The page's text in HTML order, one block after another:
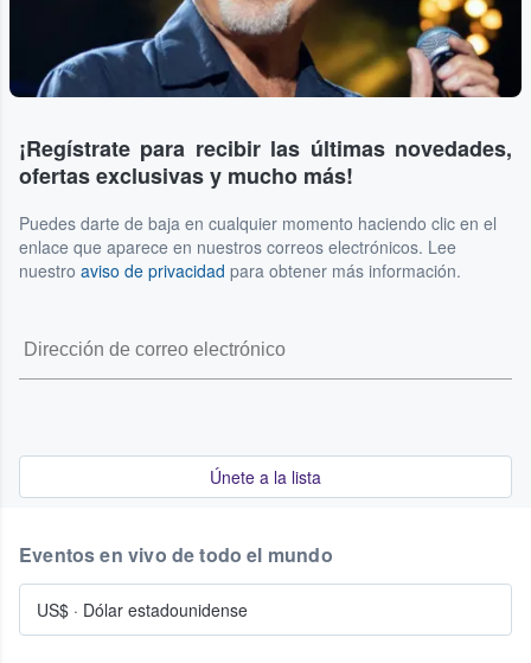
¡Regístrate para recibir las últimas novedades,
ofertas exclusivas y mucho más!
Puedes darte de baja en cualquier momento haciendo clic en el
enlace que aparece en nuestros correos electrónicos. Lee
nuestro aviso de privacidad para obtener más información.
Únete a la lista
Eventos en vivo de todo el mundo
US$ · Dólar estadounidense